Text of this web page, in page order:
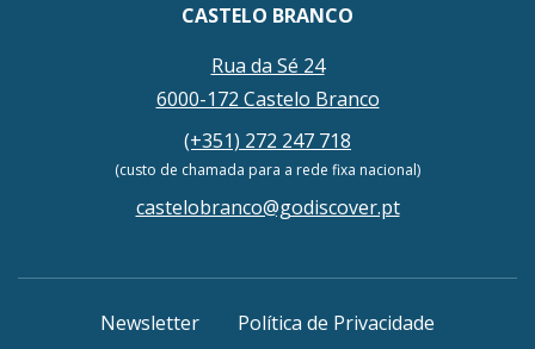
CASTELO BRANCO
Rua da Sé 24
6000-172 Castelo Branco
(+351) 272 247 718
(custo de chamada para a rede fixa nacional)
castelobranco@godiscover.pt
Newsletter
Política de Privacidade